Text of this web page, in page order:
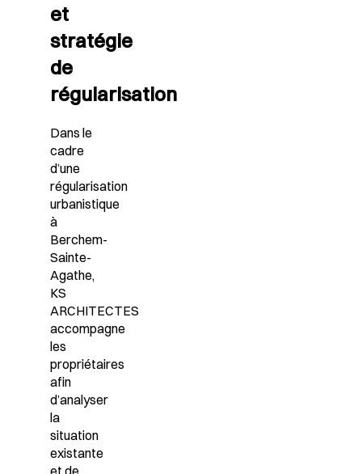
et
stratégie
de
régularisation
Dans le
cadre
d’une
régularisation
urbanistique
à
Berchem-
Sainte-
Agathe,
KS
ARCHITECTES
accompagne
les
propriétaires
afin
d’analyser
la
situation
existante
et de